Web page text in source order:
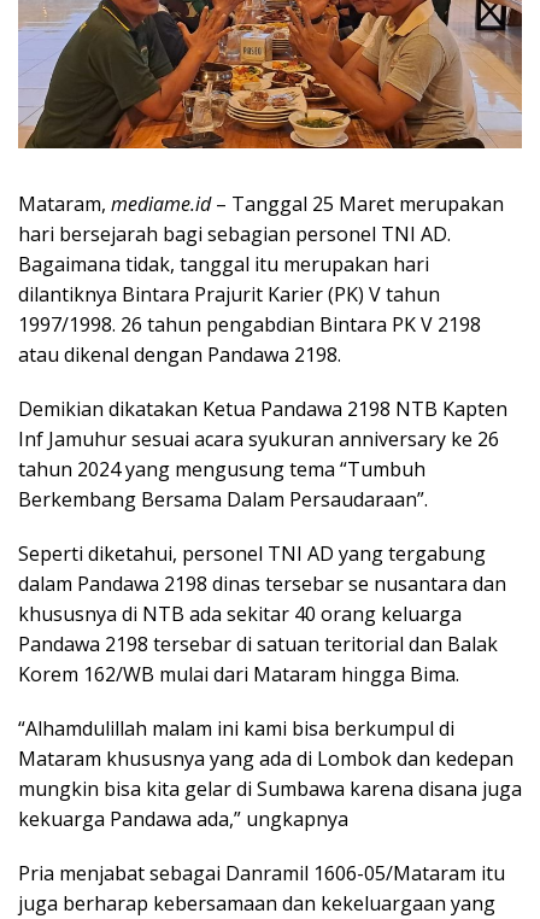
Mataram, mediame.id– Tanggal 25 Maret merupakan
hari bersejarah bagi sebagian personel TNI AD.
Bagaimana tidak, tanggal itu merupakan hari
dilantiknya Bintara Prajurit Karier (PK) V tahun
1997/1998. 26 tahun pengabdian Bintara PK V 2198
atau dikenal dengan Pandawa 2198.
Demikian dikatakan Ketua Pandawa 2198 NTB Kapten
Inf Jamuhur sesuai acara syukuran anniversary ke 26
tahun 2024 yang mengusung tema “Tumbuh
Berkembang Bersama Dalam Persaudaraan”.
Seperti diketahui, personel TNI AD yang tergabung
dalam Pandawa 2198 dinas tersebar se nusantara dan
khususnya di NTB ada sekitar 40 orang keluarga
Pandawa 2198 tersebar di satuan teritorial dan Balak
Korem 162/WB mulai dari Mataram hingga Bima.
“Alhamdulillah malam ini kami bisa berkumpul di
Mataram khususnya yang ada di Lombok dan kedepan
mungkin bisa kita gelar di Sumbawa karena disana juga
kekuarga Pandawa ada,” ungkapnya
Pria menjabat sebagai Danramil 1606-05/Mataram itu
juga berharap kebersamaan dan kekeluargaan yang